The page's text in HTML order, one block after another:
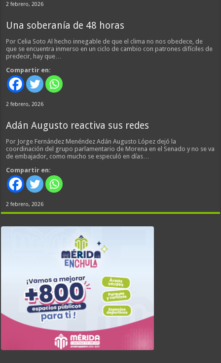
2 febrero, 2026
Una soberanía de 48 horas
Por Celia Soto Al hecho innegable de que el clima no nos obedece, de
que se encuentra inmerso en un ciclo de cambio con patrones difíciles de
predecir, hay que…
Compartir en:
2 febrero, 2026
Adán Augusto reactiva sus redes
Por Jorge Fernández Menéndez Adán Augusto López dejó la
coordinación del grupo parlamentario de Morena en el Senado y no se va
de embajador, como mucho se especuló en días…
Compartir en:
2 febrero, 2026